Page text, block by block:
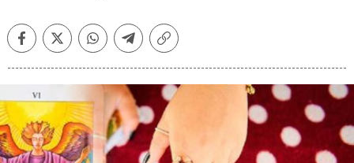
FacebookTwitterWhatsappTelegramCopiar